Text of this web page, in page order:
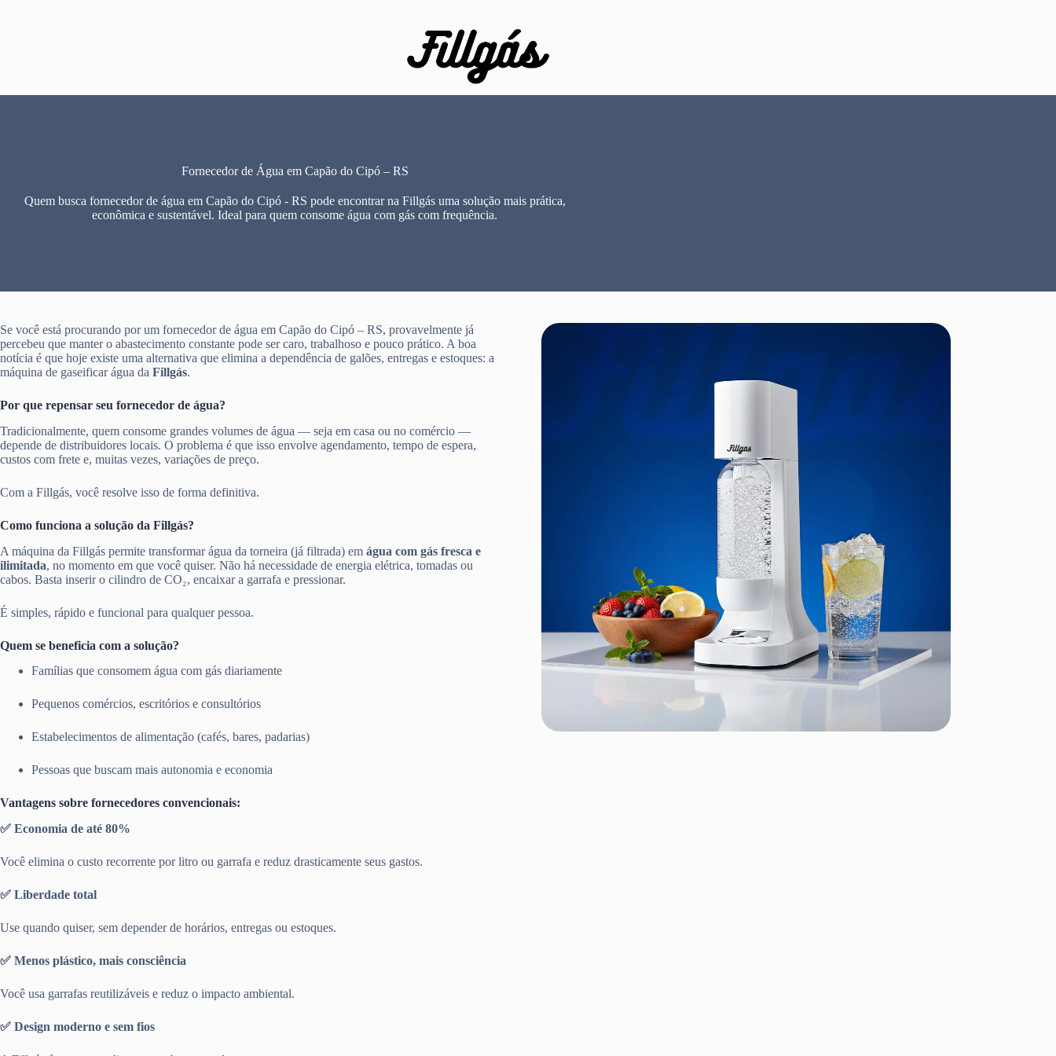
Fornecedor de Água em Capão do Cipó – RS
Quem busca fornecedor de água em Capão do Cipó - RS pode encontrar na Fillgás uma solução mais prática,
econômica e sustentável. Ideal para quem consome água com gás com frequência.
Se você está procurando por um fornecedor de água em Capão do Cipó – RS, provavelmente já
percebeu que manter o abastecimento constante pode ser caro, trabalhoso e pouco prático. A boa
notícia é que hoje existe uma alternativa que elimina a dependência de galões, entregas e estoques: a
máquina de gaseificar água da Fillgás.
Por que repensar seu fornecedor de água?
Tradicionalmente, quem consome grandes volumes de água — seja em casa ou no comércio —
depende de distribuidores locais. O problema é que isso envolve agendamento, tempo de espera,
custos com frete e, muitas vezes, variações de preço.
Com a Fillgás, você resolve isso de forma definitiva.
Como funciona a solução da Fillgás?
A máquina da Fillgás permite transformar água da torneira (já filtrada) em água com gás fresca e
ilimitada, no momento em que você quiser. Não há necessidade de energia elétrica, tomadas ou
cabos. Basta inserir o cilindro de CO₂, encaixar a garrafa e pressionar.
É simples, rápido e funcional para qualquer pessoa.
Quem se beneficia com a solução?
Famílias que consomem água com gás diariamente
Pequenos comércios, escritórios e consultórios
Estabelecimentos de alimentação (cafés, bares, padarias)
Pessoas que buscam mais autonomia e economia
Vantagens sobre fornecedores convencionais:
✅ Economia de até 80%
Você elimina o custo recorrente por litro ou garrafa e reduz drasticamente seus gastos.
✅ Liberdade total
Use quando quiser, sem depender de horários, entregas ou estoques.
✅ Menos plástico, mais consciência
Você usa garrafas reutilizáveis e reduz o impacto ambiental.
✅ Design moderno e sem fios